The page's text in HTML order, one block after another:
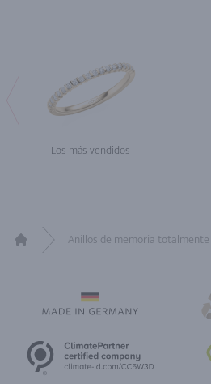
Los más vendidos
Anillos de memoria